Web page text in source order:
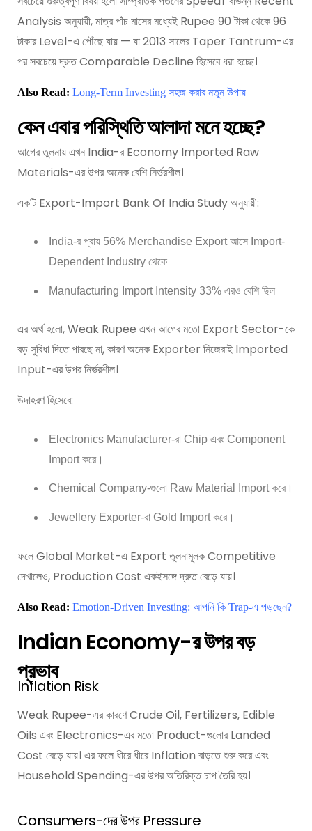
Analysis অনুযায়ী, মাত্র পাঁচ মাসের মধ্যেই Rupee 90 টাকা থেকে 96
টাকার Level-এ পৌঁছে যায় — যা 2013 সালের Taper Tantrum-এর
পর সবচেয়ে দ্রুত Comparable Decline হিসেবে ধরা হচ্ছে।
Also Read: Long-Term Investing সহজ করার নতুন উপায়
কেন এবার পরিস্থিতি আলাদা মনে হচ্ছে?
আগের তুলনায় এখন India-র Economy Imported Raw
Materials-এর উপর অনেক বেশি নির্ভরশীল।
একটি Export-Import Bank Of India Study অনুযায়ী:
India-র প্রায় 56% Merchandise Export আসে Import-
Dependent Industry থেকে
Manufacturing Import Intensity 33% এরও বেশি ছিল
এর অর্থ হলো, Weak Rupee এখন আগের মতো Export Sector-কে
বড় সুবিধা দিতে পারছে না, কারণ অনেক Exporter নিজেরাই Imported
Input-এর উপর নির্ভরশীল।
উদাহরণ হিসেবে:
Electronics Manufacturer-রা Chip এবং Component
Import করে।
Chemical Company-গুলো Raw Material Import করে।
Jewellery Exporter-রা Gold Import করে।
ফলে Global Market-এ Export তুলনামূলক Competitive
দেখালেও, Production Cost একইসঙ্গে দ্রুত বেড়ে যায়।
Also Read: Emotion-Driven Investing: আপনি কি Trap-এ পড়ছেন?
Indian Economy-র উপর বড়
প্রভাব
Inflation Risk
Weak Rupee-এর কারণে Crude Oil, Fertilizers, Edible
Oils এবং Electronics-এর মতো Product-গুলোর Landed
Cost বেড়ে যায়। এর ফলে ধীরে ধীরে Inflation বাড়তে শুরু করে এবং
Household Spending-এর উপর অতিরিক্ত চাপ তৈরি হয়।
Consumers-দের উপর Pressure